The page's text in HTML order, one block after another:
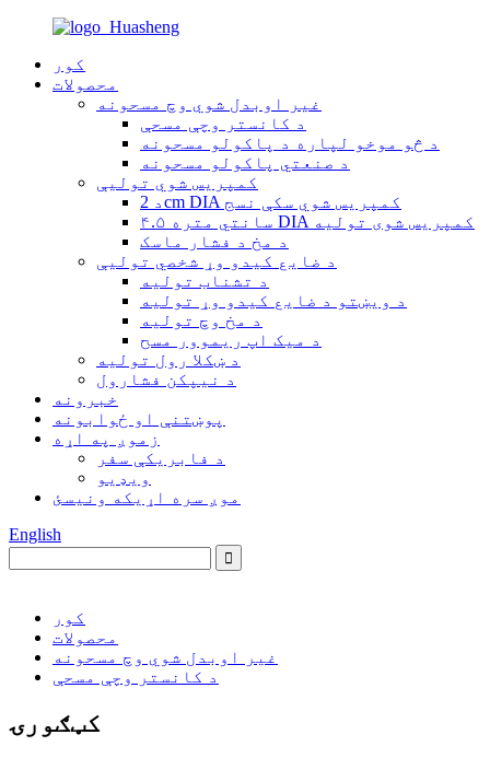
کور
محصولات
غیر اوبدل شوي وچ مسحونه
د کانستر وچې مسحې
د څو موخو لپاره د پاکولو مسحونه
د صنعتي پاکولو مسحونه
کمپریس شوي تولیې
د 2cm DIA کمپریس شوي سکې نسج
۴.۵ سانتي متره DIA کمپریس شوی تولیه
د مخ د فشار ماسک
د ضایع کیدو وړ شخصي تولیې
د تشناب تولیه
د ویښتو د ضایع کیدو وړ تولیه
د مخ وچ تولیه
د میک اپ ریموور مسح
د ښکلا رول تولیه
د نیپکن فشارول
خبرونه
پوښتنې او ځوابونه
زموږ په اړه
د فابریکې سفر
ویډیو
موږ سره اړیکه ونیسئ
English
کور
محصولات
غیر اوبدل شوي وچ مسحونه
د کانستر وچې مسحې
کټګورۍ